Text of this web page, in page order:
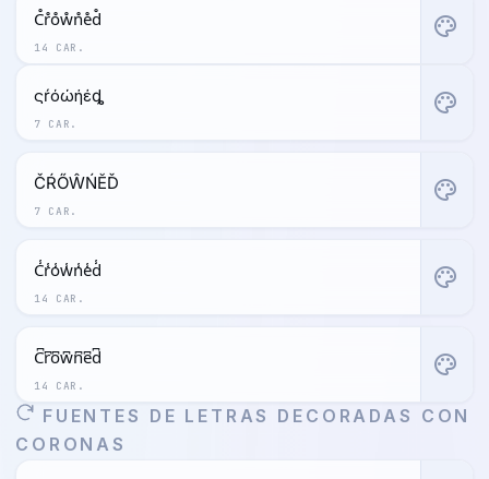
14 CAR.
C̊r̊o̊ẘn̊e̊d̊ palette
7 CAR.
ςŕόώήέȡ palette
7 CAR.
ČŔŐŴŃĔĎ palette
14 CAR.
C̾r̾o̾w̾n̾e̾d̾ palette
14 CAR.
C͆r͆o͆w͆n͆e͆d͆ palette
FUENTES DE LETRAS DECORADAS CON
CORONAS